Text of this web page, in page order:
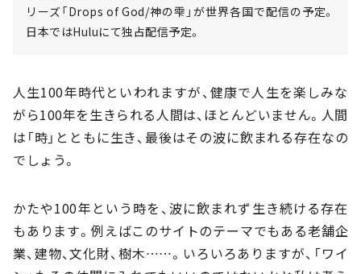
リーズ「Drops of God/神の雫」が世界各国で配信の予定。
日本ではHuluにて独占配信予定。
人生100年時代といわれますが、健康で人生を楽しみな
がら100年を生きられる人間は、ほとんどいません。人間
は「時」とともに生き、最後はその波に飲まれる存在なの
でしょう。
かたや100年という時を、波に飲まれず生き続ける存在
もあります。例えばこのサイトのテーマでもある老舗企
業、建物、文化財、樹木……。いろいろありますが、「ワイ